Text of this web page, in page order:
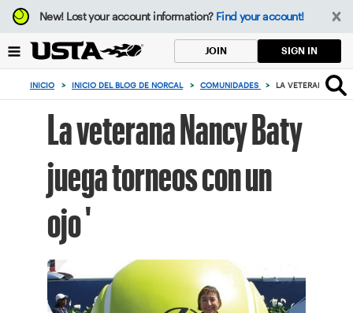
Enfoque
desde
botón
volver
New!Lost your account information? Find your account!
JOIN SIGN IN
INICIO > INICIO DEL BLOG DE NORCAL > COMUNIDADES > LA VETERANA
La veterana Nancy Baty
juega torneos con un
ojo '